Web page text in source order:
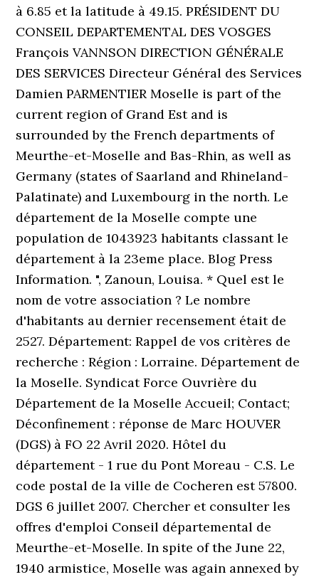
à 6.85 et la latitude à 49.15. PRÉSIDENT DU
CONSEIL DEPARTEMENTAL DES VOSGES
François VANNSON DIRECTION GÉNÉRALE
DES SERVICES Directeur Général des Services
Damien PARMENTIER Moselle is part of the
current region of Grand Est and is
surrounded by the French departments of
Meurthe-et-Moselle and Bas-Rhin, as well as
Germany (states of Saarland and Rhineland-
Palatinate) and Luxembourg in the north. Le
département de la Moselle compte une
population de 1043923 habitants classant le
département à la 23eme place. Blog Press
Information. ", Zanoun, Louisa. * Quel est le
nom de votre association ? Le nombre
d'habitants au dernier recensement était de
2527. Département: Rappel de vos critères de
recherche : Région : Lorraine. Département de
la Moselle. Syndicat Force Ouvrière du
Département de la Moselle Accueil; Contact;
Déconfinement : réponse de Marc HOUVER
(DGS) à FO 22 Avril 2020. Hôtel du
département - 1 rue du Pont Moreau - C.S. Le
code postal de la ville de Cocheren est 57800.
DGS 6 juillet 2007. Chercher et consulter les
offres d'emploi Conseil départemental de
Meurthe-et-Moselle. In spite of the June 22,
1940 armistice, Moselle was again annexed by